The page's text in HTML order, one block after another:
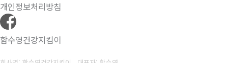
개인정보처리방침
함수영건강지킴이